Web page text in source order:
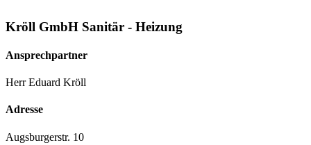
Kröll GmbH Sanitär - Heizung
Ansprechpartner
Herr Eduard Kröll
Adresse
Augsburgerstr. 10